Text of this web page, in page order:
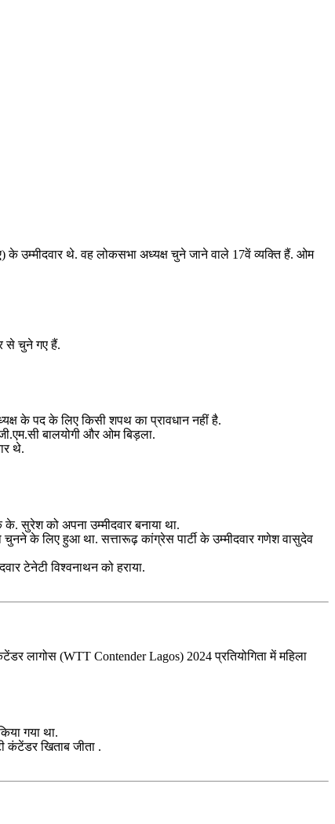
के उम्मीदवार थे. वह लोकसभा अध्यक्ष चुने जाने वाले 17वें व्यक्ति हैं. ओम
से चुने गए हैं.
के पद के लिए किसी शपथ का प्रावधान नहीं है.
बालयोगी और ओम बिड़ला.
थे.
सुरेश को अपना उम्मीदवार बनाया था.
के लिए हुआ था. सत्तारूढ़ कांग्रेस पार्टी के उम्मीदवार गणेश वासुदेव
टेनेटी विश्वनाथन को हराया.
लागोस (WTT Contender Lagos) 2024 प्रतियोगिता में महिला
गया था.
कंटेंडर खिताब जीता .